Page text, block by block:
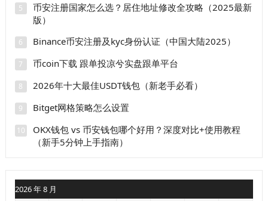
5
币安注册国家怎么选？居住地址修改全攻略（2025最新
版）
6 Binance币安注册及kyc身份认证（中国大陆2025）
7 币coin下载 跟单投凉兮实盘跟单平台
8 2026年十大最佳USDT钱包（新老手必看）
9 Bitget网格策略怎么设置
10
OKX钱包 vs 币安钱包哪个好用？深度对比+使用教程
（新手5分钟上手指南）
2026 年 8 月